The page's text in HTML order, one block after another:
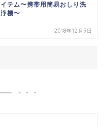
イテム〜携帯用簡易おしり洗
浄機〜
2018年12月9日